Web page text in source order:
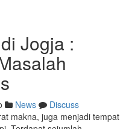
Jogja :
News
Discuss
makna, juga menjadi tempat